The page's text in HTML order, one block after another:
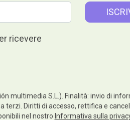
ricevere
multimedia S.L.). Finalità: invio di
terzi. Diritti di accesso, rettifica e
nel nostro Informativa sulla